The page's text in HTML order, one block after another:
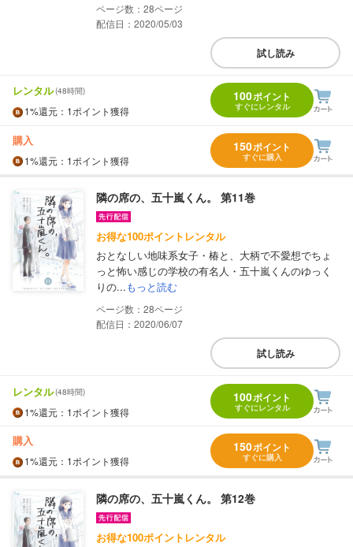
28
配信日：2020/05/03
試し読み
レンタル(48時間)
1%還元 ：1ポイント獲得
100ポイント
すぐにレンタル
購入
1%還元 ：1ポイント獲得
150ポイント
すぐに購入
隣の席の、五十嵐くん。 第11巻
お得な100ポイントレンタル
おとなしい地味系女子・椿と、大柄で不愛想でちょ
っと怖い感じの学校の有名人・五十嵐くんのゆっく
りの...もっと読む
28
配信日：2020/06/07
試し読み
レンタル(48時間)
1%還元 ：1ポイント獲得
100ポイント
すぐにレンタル
購入
1%還元 ：1ポイント獲得
150ポイント
すぐに購入
隣の席の、五十嵐くん。 第12巻
お得な100ポイントレンタル